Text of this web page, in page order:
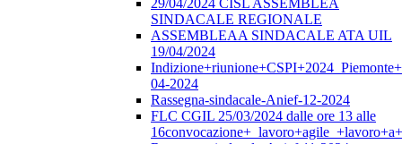
29/04/2024 CISL ASSEMBLEA
SINDACALE REGIONALE
ASSEMBLEAA SINDACALE ATA UIL
19/04/2024
04-2024
Rassegna-sindacale-Anief-12-2024
FLC CGIL 25/03/2024 dalle ore 13 alle